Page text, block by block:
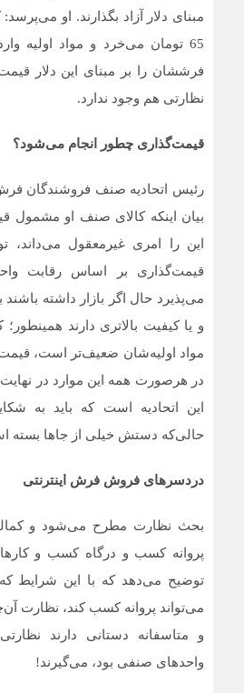
مبنای دلار آزاد بگذارند. او می‌پرسد:
65 تومان می‌خرد و مواد اولیه
فرششان را بر مبنای این دلار
نظارتی هم وجود ندارد.
قیمت‌گذاری چطور انجام می‌شود؟
رئیس اتحادیه صنف فروشندگان
بیان اینکه کالای صنف او مشمول
این را امری غیرمعقول می‌داند،
قیمت‌گذاری بر اساس رقابت
می‌پذیرد حال اگر بازار داشته باشند
و یا کیفیت بالاتری دارند
مواد اولیه‌شان ضعیف‌تر است، قیمت
در هرصورت همه این موارد در
این اتحادیه است که باید به
حالی‌که دستش خیلی از جاها بسته
دردسرهای فروش فرش اینترنتی
بحث نظارت مطرح می‌شود و
پروانه کسب و درگاه کسب و
توضیح می‌دهد که با این شرایط
می‌تواند پروانه کسب کند، نظارت
و متاسفانه دستانی دارند
واحدهای صنفی بود، می‌گیرند!